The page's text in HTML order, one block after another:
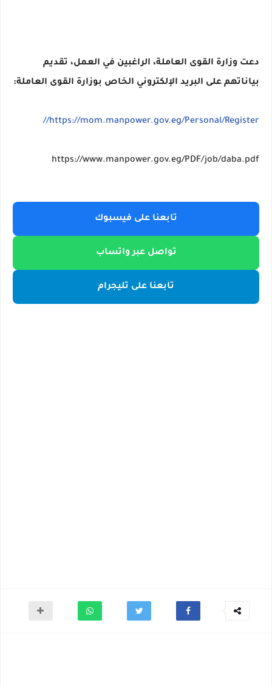
دعت وزارة القوى العاملة، الراغبين في العمل، تقديم
بياناتهم على البريد الإلكتروني الخاص بوزارة القوى العاملة:
https://mom.manpower.gov.eg/Personal/Register//
https://www.manpower.gov.eg/PDF/job/daba.pdf
تابعنا على فيسبوك
تواصل عبر واتساب
تابعنا على تليجرام